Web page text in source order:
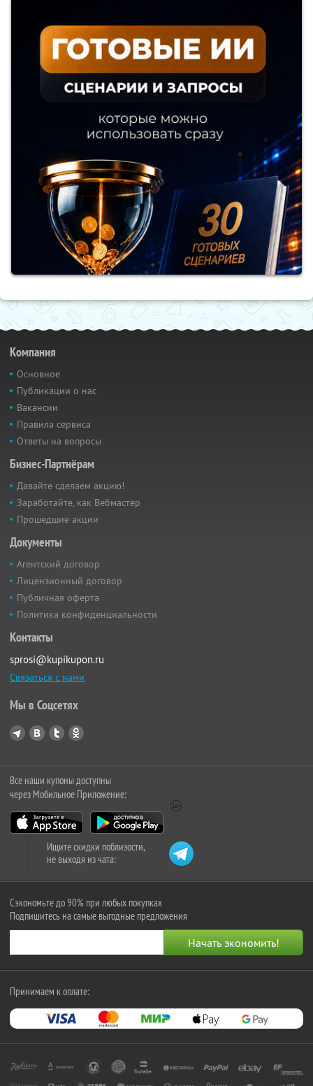
Компания
Основное
Публикации о нас
Вакансии
Правила сервиса
Ответы на вопросы
Бизнес-Партнёрам
Давайте сделаем акцию!
Заработайте, как Вебмастер
Прошедшие акции
Документы
Агентский договор
Лицензионный договор
Публичная оферта
Политика конфиденциальности
Контакты
sprosi@kupikupon.ru
Связаться с нами
Мы в Соцсетях
Все наши купоны доступны
через Мобильное Приложение:
Ищите скидки поблизости,
не выходя из чата:
Сэкономьте до 90% при любых покупках
Подпишитесь на самые выгодные предложения
Принимаем к оплате: